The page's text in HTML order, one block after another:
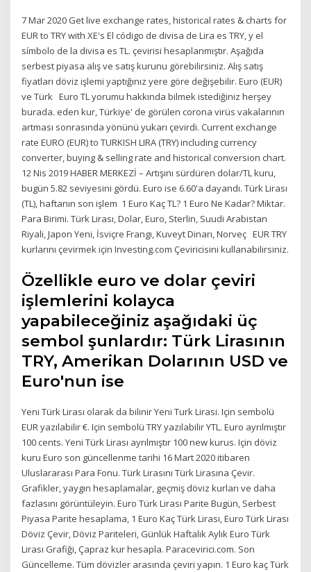
7 Mar 2020 Get live exchange rates, historical rates & charts for
EUR to TRY with XE's El código de divisa de Lira es TRY, y el
símbolo de la divisa es TL. çevirisi hesaplanmıştır. Aşağıda
serbest piyasa alış ve satış kurunu görebilirsiniz. Alış satış
fiyatları döviz işlemi yaptığınız yere göre değişebilir. Euro (EUR)
ve Türk Euro TL yorumu hakkında bilmek istediğiniz herşey
burada. eden kur, Türkiye' de görülen corona virüs vakalarının
artması sonrasında yönünü yukarı çevirdi. Current exchange
rate EURO (EUR) to TURKISH LIRA (TRY) including currency
converter, buying & selling rate and historical conversion chart.
12 Nis 2019 HABER MERKEZİ – Artışını sürdüren dolar/TL kuru,
bugün 5.82 seviyesini gördü. Euro ise 6.60'a dayandı. Türk Lirası
(TL), haftanın son işlem 1 Euro Kaç TL? 1 Euro Ne Kadar? Miktar.
Para Birimi. Türk Lirası, Dolar, Euro, Sterlin, Suudi Arabistan
Riyali, Japon Yeni, İsviçre Frangı, Kuveyt Dinarı, Norveç EUR TRY
kurlarını çevirmek için Investing.com Çeviricisini kullanabilirsiniz.
Özellikle euro ve dolar çeviri
işlemlerini kolayca
yapabileceğiniz aşağıdaki üç
sembol şunlardır: Türk Lirasının
TRY, Amerikan Dolarının USD ve
Euro'nun ise
Yeni Türk Lirası olarak da bilinir Yeni Turk Lirasi. Için sembolü
EUR yazılabilir €. Için sembolü TRY yazılabilir YTL. Euro ayrılmıştır
100 cents. Yeni Türk Lirası ayrılmıştır 100 new kurus. Için döviz
kuru Euro son güncellenme tarihi 16 Mart 2020 itibaren
Uluslararası Para Fonu. Türk Lirasını Türk Lirasına Çevir.
Grafikler, yaygın hesaplamalar, geçmiş döviz kurları ve daha
fazlasını görüntüleyin. Euro Türk Lirası Parite Bugün, Serbest
Piyasa Parite hesaplama, 1 Euro Kaç Türk Lirası, Euro Türk Lirası
Döviz Çevir, Döviz Pariteleri, Günlük Haftalık Aylık Euro Türk
Lirası Grafiği, Çapraz kur hesapla. Paracevirici.com. Son
Güncelleme. Tüm dövizler arasında çeviri yapın. 1 Euro kaç Türk